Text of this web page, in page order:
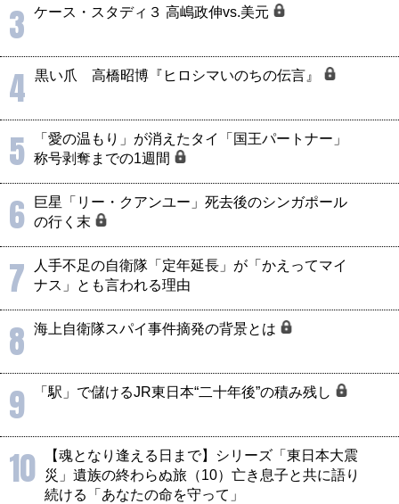
3 ケース・スタディ３ 高嶋政伸vs.美元
4 黒い爪 高橋昭博『ヒロシマいのちの伝言』
5
「愛の温もり」が消えたタイ「国王パートナー」
称号剥奪までの1週間
6
巨星「リー・クアンユー」死去後のシンガポール
の行く末
7
人手不足の自衛隊「定年延長」が「かえってマイ
ナス」とも言われる理由
8 海上自衛隊スパイ事件摘発の背景とは
9 「駅」で儲けるJR東日本“二十年後”の積み残し
10
【魂となり逢える日まで】シリーズ「東日本大震
災」遺族の終わらぬ旅（10）亡き息子と共に語り
続ける「あなたの命を守って」